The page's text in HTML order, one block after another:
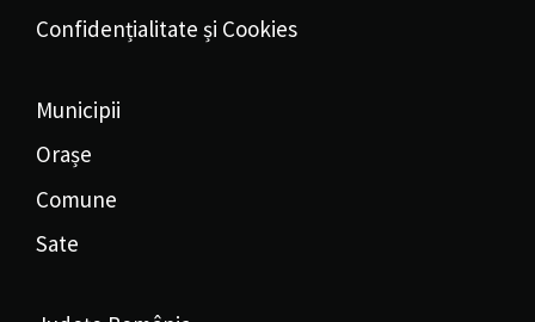
Confidențialitate și Cookies
Municipii
Orașe
Comune
Sate